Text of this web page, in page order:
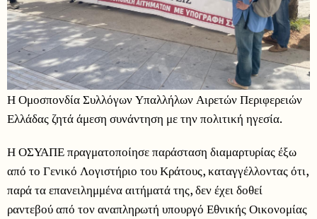
Η Ομοσπονδία Συλλόγων Υπαλλήλων Αιρετών Περιφερειών
Ελλάδας ζητά άμεση συνάντηση με την πολιτική ηγεσία.
Η ΟΣΥΑΠΕ πραγματοποίησε παράσταση διαμαρτυρίας έξω
από το Γενικό Λογιστήριο του Κράτους, καταγγέλλοντας ότι,
παρά τα επανειλημμένα αιτήματά της, δεν έχει δοθεί
ραντεβού από τον αναπληρωτή υπουργό Εθνικής Οικονομίας